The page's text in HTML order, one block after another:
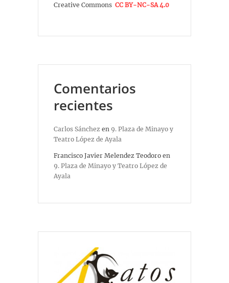
Creative Commons CC BY-NC-SA 4.0
Comentarios
recientes
Carlos Sánchez en 9. Plaza de Minayo y
Teatro López de Ayala
Francisco Javier Melendez Teodoro en
9. Plaza de Minayo y Teatro López de
Ayala